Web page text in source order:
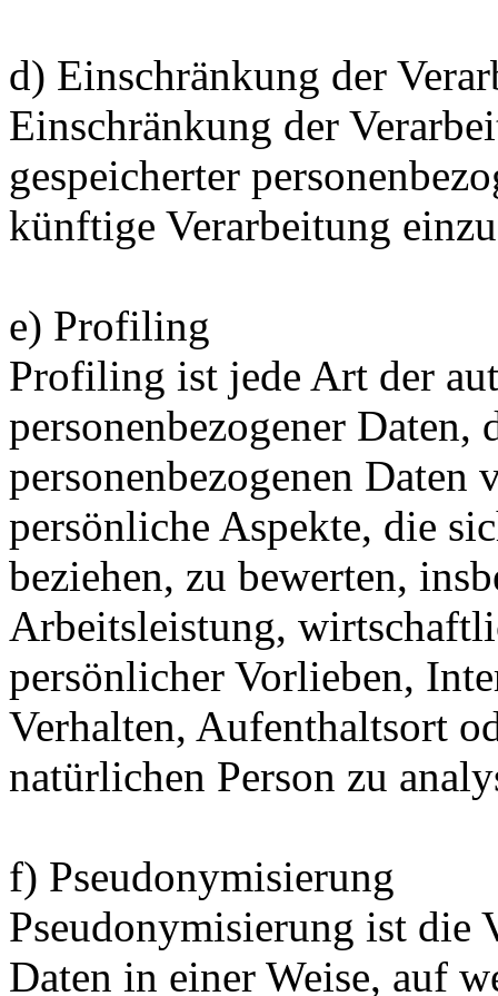
d) Einschränkung der
Einschränkung der
gespeicherter
künftige Verarbeitung
e) Profiling
Profiling ist jede Art der
personenbezogener Daten,
personenbezogenen Daten
persönliche Aspekte, die
beziehen, zu bewerten,
Arbeitsleistung,
persönlicher Vorlieben,
Verhalten, Aufenthaltsort
natürlichen Person zu
f) Pseudonymisierung
Pseudonymisierung ist die
Daten in einer Weise, auf